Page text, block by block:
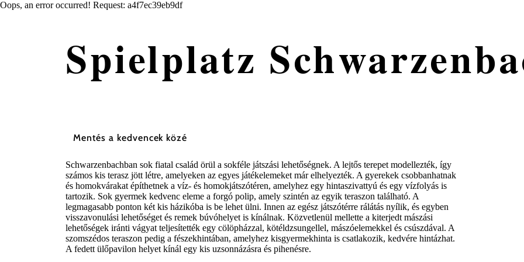
Oops, an error occurred! Request: a4f7ec39eb9df
Spielplatz
Mentés a kedvencek közé
Schwarzenbachban sok fiatal család örül a sokféle játszási lehetőségnek. A lejtős terepet modellezték, így
számos kis terasz jött létre, amelyeken az egyes játékelemeket már elhelyezték. A gyerekek csobbanhatnak
és homokvárakat építhetnek a víz- és homokjátszótéren, amelyhez egy hintaszivattyú és egy vízfolyás is
tartozik. Sok gyermek kedvenc eleme a forgó polip, amely szintén az egyik teraszon található. A
legmagasabb ponton két kis házikóba is be lehet ülni. Innen az egész játszótérre rálátás nyílik, és egyben
visszavonulási lehetőséget és remek búvóhelyet is kínálnak. Közvetlenül mellette a kiterjedt mászási
lehetőségek iránti vágyat teljesítették egy cölöpházzal, kötéldzsungellel, mászóelemekkel és csúszdával. A
szomszédos teraszon pedig a fészekhintában, amelyhez kisgyermekhinta is csatlakozik, kedvére hintázhat.
A fedett ülőpavilon helyet kínál egy kis uzsonnázásra és pihenésre.